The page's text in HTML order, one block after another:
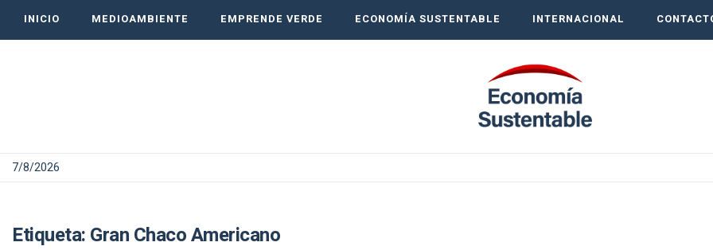
INICIO MEDIOAMBIENTE EMPRENDE VERDE ECONOMÍA SUSTENTABLE INTERNACIONAL
7/8/2026
Etiqueta: Gran Chaco Americano